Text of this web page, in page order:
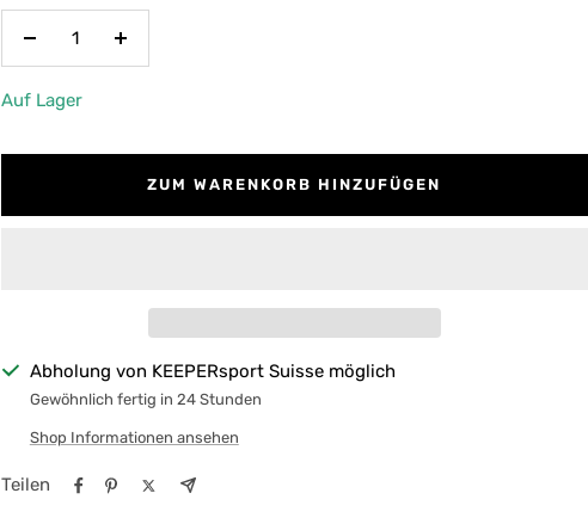
Menge
Menge
Auf Lager
ZUM WARENKORB HINZUFÜGEN
Abholung von KEEPERsport Suisse möglich
Gewöhnlich fertig in 24 Stunden
Shop Informationen ansehen
Teilen